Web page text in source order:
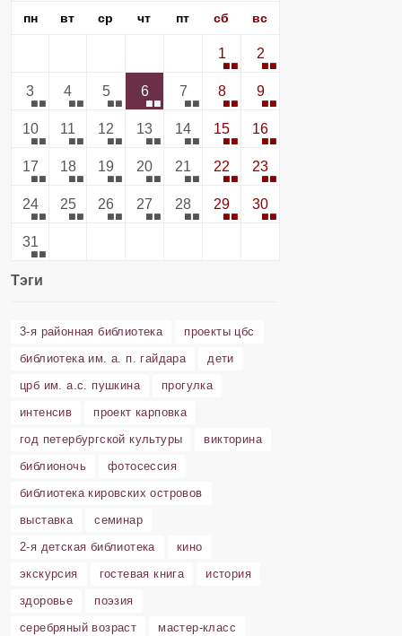
пн вт ср чт пт сб вс
1 2
3 4 5 6 7 8 9
10 11 12 13 14 15 16
17 18 19 20 21 22 23
24 25 26 27 28 29 30
31
Тэги
3-я районная библиотека
проекты цбс
библиотека им. а. п. гайдара
дети
црб им. а.с. пушкина
прогулка
интенсив
проект карповка
год петербургской культуры
викторина
библионочь
фотосессия
библиотека кировских островов
выставка
семинар
2-я детская библиотека
кино
экскурсия
гостевая книга
история
здоровье
поэзия
серебряный возраст
мастер-класс